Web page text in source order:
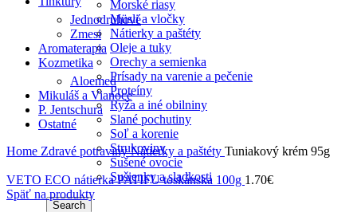
Morské riasy
Müsli a vločky
Nátierky a paštéty
Oleje a tuky
Orechy a semienka
Prísady na varenie a pečenie
Proteíny
Ryža a iné obilniny
Slané pochutiny
Soľ a korenie
Strukoviny
Sušené ovocie
Sušienky a sladkosti
Search
Jednodruhové
Zmesi
Aromaterapia
Kozmetika
Aloemed
Mikuláš a Vianoce
P. Jentschura
Ostatné
Home Zdravé potravinyNátierky a paštéty Tuniakový krém 95g
VETO ECO nátierka PATIFU toskánska 100g 1.70€
Späť na produkty